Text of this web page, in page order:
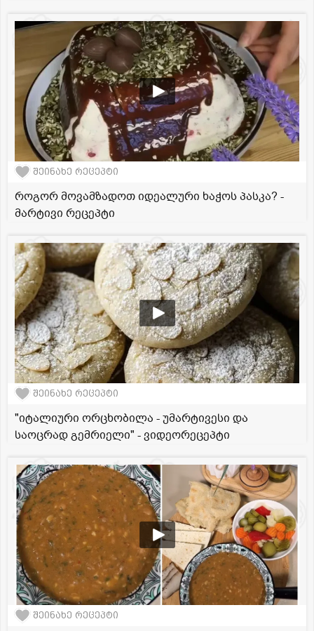
შეინახე რეცეპტი
როგორ მოვამზადოთ იდეალური ხაჭოს პასკა? -
მარტივი რეცეპტი
შეინახე რეცეპტი
"იტალიური ორცხობილა - უმარტივესი და
საოცრად გემრიელი" - ვიდეორეცეპტი
შეინახე რეცეპტი